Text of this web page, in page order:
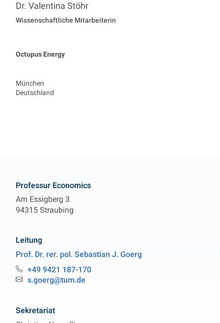
Dr. Valentina Stöhr
Professur Economics
Wissenschaftliche Mitarbeiterin
Octupus Energy
München
Deutschland
Professur Economics
Am Essigberg 3
94315 Straubing
Leitung
Prof. Dr. rer. pol. Sebastian J. Goerg
Professur Economics
Telefon:
+49 9421 187-170
Email:s.goerg@tum.de
Sekretariat